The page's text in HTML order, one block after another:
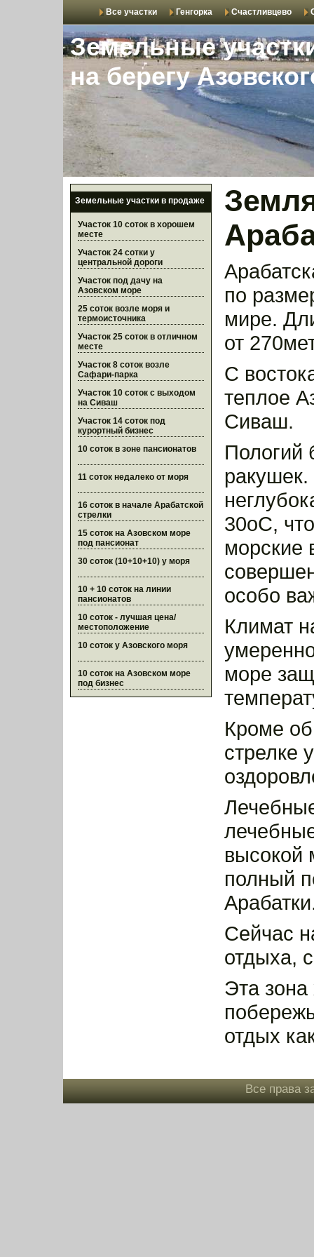
Все участки Генгорка Счастливцево
Земельные
на берегу
Земельные участки в продаже
Участок 10 соток в хорошем
месте
Участок 24 сотки у
центральной дороги
Участок под дачу на
Азовском море
25 соток возле моря и
термоисточника
Участок 25 соток в отличном
месте
Участок 8 соток возле
Сафари-парка
Участок 10 соток с выходом
на Сиваш
Участок 14 соток под
курортный бизнес
10 соток в зоне пансионатов
11 соток недалеко от моря
16 соток в начале Арабатской
стрелки
15 соток на Азовском море
под пансионат
30 соток (10+10+10) у моря
10 + 10 соток на линии
пансионатов
10 соток - лучшая цена/
местоположение
10 соток у Азовского моря
10 соток на Азовском море
под бизнес
по
мире.
от
С
теплое
Сиваш.
Пологий
ракушек.
30оС,
морские
особо
Климат
море
Кроме
стрелке
высокой
полный
Сейчас
отдыха,
Эта зона
отдых
Все права